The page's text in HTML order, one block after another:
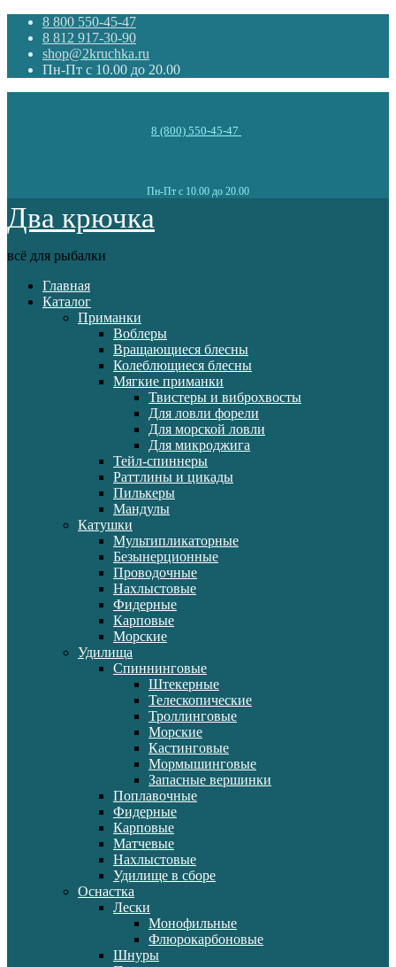
8 800 550-45-47
8 812 917-30-90
shop@2kruchka.ru
Пн-Пт с 10.00 до 20.00
8 (800) 550-45-47
Пн-Пт с 10.00 до 20.00
Два крючка
всё для рыбалки
Главная
Каталог
Приманки
Воблеры
Вращающиеся блесны
Колеблющиеся блесны
Мягкие приманки
Твистеры и виброхвосты
Для ловли форели
Для морской ловли
Для микроджига
Тейл-спиннеры
Раттлины и цикады
Пилькеры
Мандулы
Катушки
Мультипликаторные
Безынерционные
Проводочные
Нахлыстовые
Фидерные
Карповые
Морские
Удилища
Спиннинговые
Штекерные
Телескопические
Троллинговые
Морские
Кастинговые
Мормышинговые
Запасные вершинки
Поплавочные
Фидерные
Карповые
Матчевые
Нахлыстовые
Удилище в сборе
Оснастка
Лески
Монофильные
Флюрокарбоновые
Шнуры